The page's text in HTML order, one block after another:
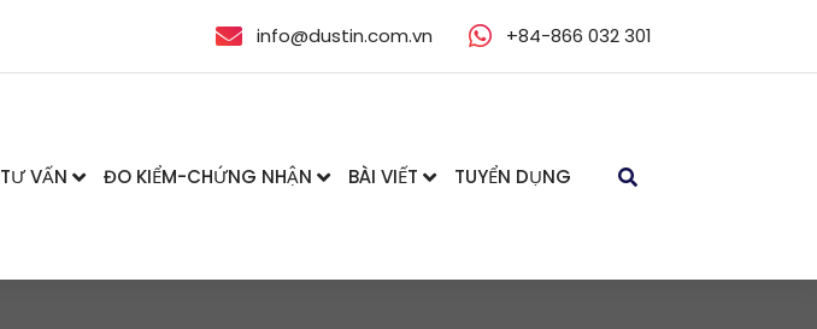
info@dustin.com.vn +84-866 032 301
TƯ VẤN ĐO KIỂM-CHỨNG NHẬN BÀI VIẾT TUYỂN DỤNG